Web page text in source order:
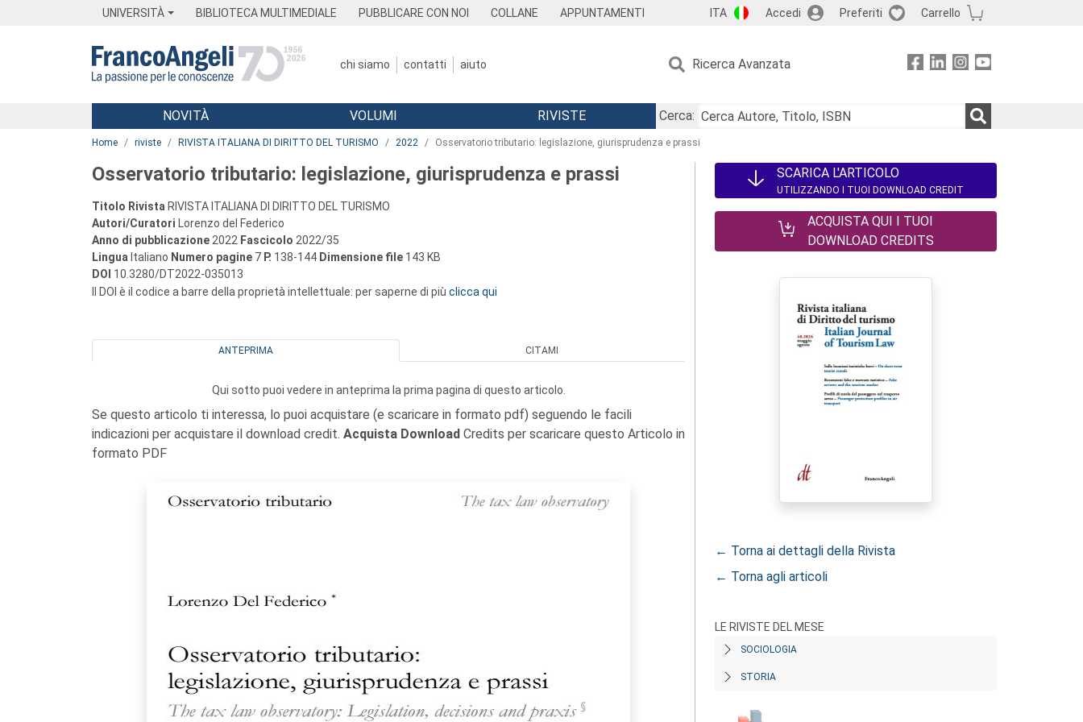
UNIVERSITÀ BIBLIOTECA MULTIMEDIALE PUBBLICARE CON NOI COLLANE APPUNTAMENTI ITA Accedi Preferiti Carrello
chi siamo contatti aiuto Ricerca Avanzata
Menu
NOVITÀ VOLUMI RIVISTE
Cerca:
Home riviste RIVISTA ITALIANA DI DIRITTO DEL TURISMO 2022 Osservatorio tributario: legislazione, giurisprudenza e prassi
Osservatorio tributario: legislazione, giurisprudenza e prassi
Titolo Rivista RIVISTA ITALIANA DI DIRITTO DEL TURISMO
Autori/Curatori Lorenzo del Federico
Anno di pubblicazione 2022 Fascicolo 2022/35
Lingua Italiano Numero pagine 7 P. 138-144 Dimensione file 143 KB
DOI 10.3280/DT2022-035013
Il DOI è il codice a barre della proprietà intellettuale: per saperne di più clicca qui
ANTEPRIMA CITAMI
Qui sotto puoi vedere in anteprima la prima pagina di questo articolo.
Se questo articolo ti interessa, lo puoi acquistare (e scaricare in formato pdf) seguendo le facili
indicazioni per acquistare il download credit. Acquista Download Credits per scaricare questo Articolo in
formato PDF
SCARICA L'ARTICOLO
UTILIZZANDO I TUOI DOWNLOAD CREDIT
ACQUISTA QUI I TUOI
DOWNLOAD CREDITS
← Torna ai dettagli della Rivista
← Torna agli articoli
LE RIVISTE DEL MESE
SOCIOLOGIA
STORIA